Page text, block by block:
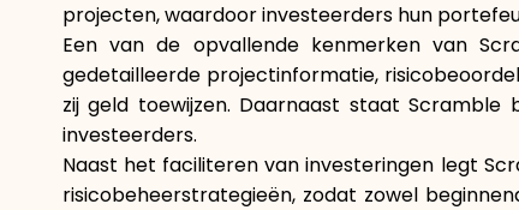
projecten, waardoor investeerders hun
Een van de opvallende kenmerken van
gedetailleerde projectinformatie,
zij geld toewijzen. Daarnaast staat
investeerders.
Naast het faciliteren van investeringen legt
risicobeheerstrategieën, zodat zowel